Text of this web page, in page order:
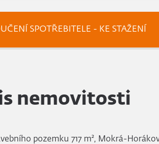
SPOTŘEBITELE - KE STAŽENÍ
nemovitosti
pozemku 717 m², Mokrá-